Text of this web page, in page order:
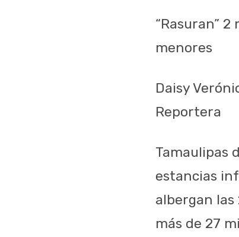
“Rasuran”
menores
Daisy
Reportera
Tamaulipas
estancias
albergan las
más de 27